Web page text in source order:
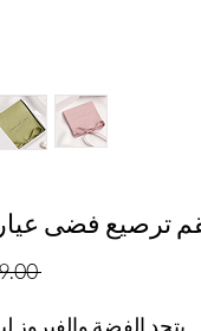
فضى عيار 925 على شكل قلب شجاع تركواز
‏69.00 AU$